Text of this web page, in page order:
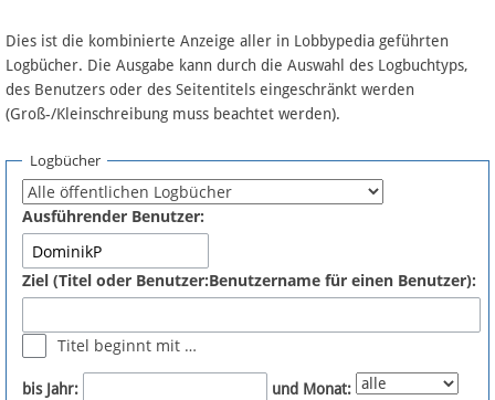
Artikel nach Kategorien
FAQ
Fördermitglied werden
Fehler melden
Newsletter
Dies ist die kombinierte Anzeige aller in Lobbypedia geführten
Logbücher. Die Ausgabe kann durch die Auswahl des Logbuchtyps,
des Benutzers oder des Seitentitels eingeschränkt werden
(Groß-/Kleinschreibung muss beachtet werden).
Logbücher
Ausführender Benutzer:
Ziel (Titel oder Benutzer:Benutzername für einen Benutzer):
Titel beginnt mit …
bis Jahr: und Monat: